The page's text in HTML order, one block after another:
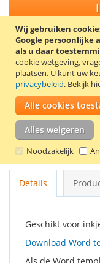
Wij gebruiken
Google persoonlijke
als u daar
cookie wetgeving,
plaatsen. U kunt uw
privacybeleid. Bekijk
Alle cookies
Alles weigeren
Noodzakelijk
VOEG
Zelfklevende, mat
x 21,2 mm. 65
etiketten). Het
van het achtervel 55
Details
Geschikt voor
Download Word